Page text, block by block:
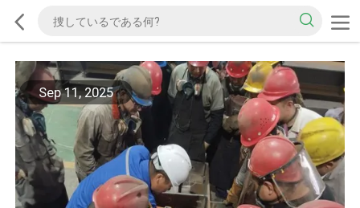
Sep 11, 2025